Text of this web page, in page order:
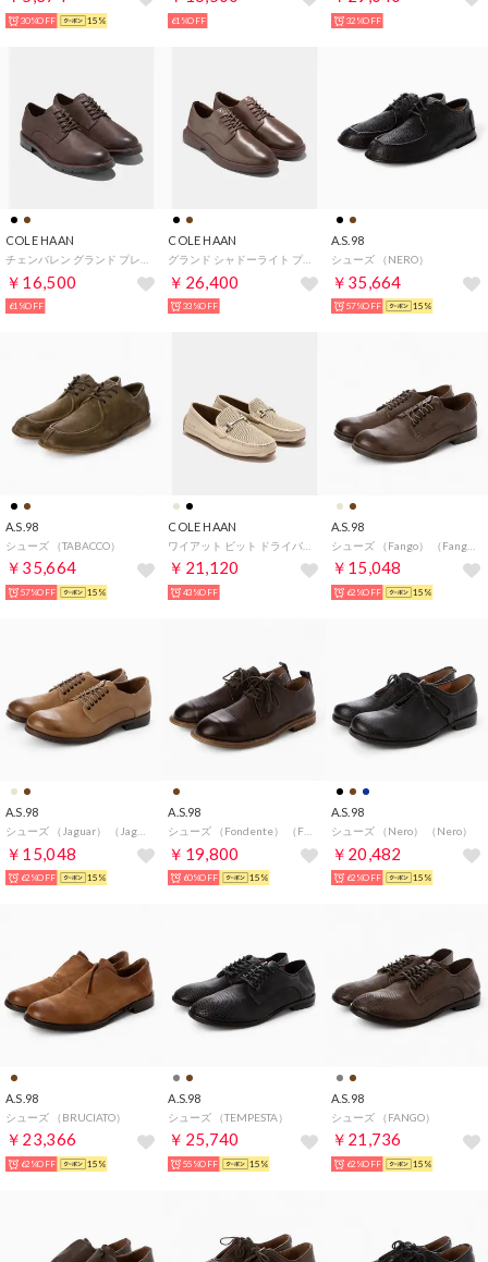
30%OFF 15% 61%OFF 32%OFF
COLE HAAN
￥16,500
61%OFF
COLE HAAN
￥26,400
33%OFF
A.S.98
シューズ （NERO）
￥35,664
57%OFF 15%
A.S.98
シューズ （TABACCO）
￥35,664
57%OFF 15%
COLE HAAN
￥21,120
43%OFF
A.S.98
シューズ （Fango） （Fango）
￥15,048
62%OFF 15%
A.S.98
￥15,048
62%OFF 15%
A.S.98
￥19,800
60%OFF 15%
A.S.98
シューズ （Nero） （Nero）
￥20,482
62%OFF 15%
A.S.98
シューズ （BRUCIATO）
￥23,366
62%OFF 15%
A.S.98
シューズ （TEMPESTA）
￥25,740
55%OFF 15%
A.S.98
シューズ （FANGO）
￥21,736
62%OFF 15%